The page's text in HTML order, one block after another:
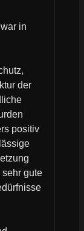
in
der
positiv
gute